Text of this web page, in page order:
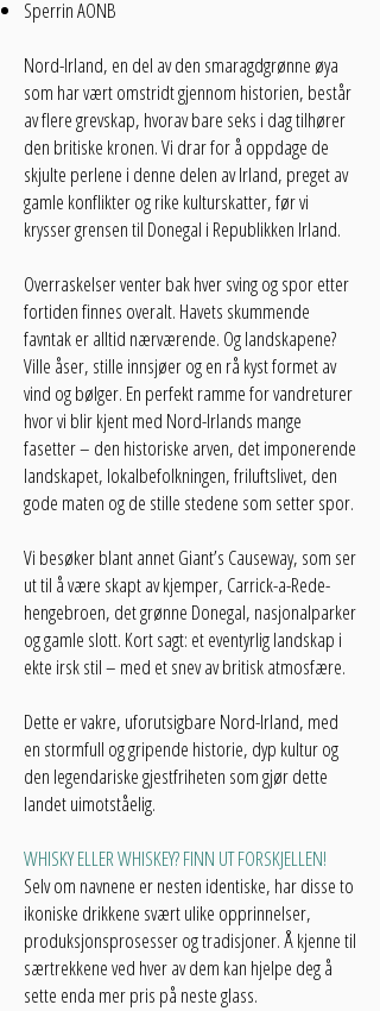
Sperrin AONB
Nord-Irland, en del av den smaragdgrønne øya
som har vært omstridt gjennom historien, består
av flere grevskap, hvorav bare seks i dag tilhører
den britiske kronen. Vi drar for å oppdage de
skjulte perlene i denne delen av Irland, preget av
gamle konflikter og rike kulturskatter, før vi
krysser grensen til Donegal i Republikken Irland.
Overraskelser venter bak hver sving og spor etter
fortiden finnes overalt. Havets skummende
favntak er alltid nærværende. Og landskapene?
Ville åser, stille innsjøer og en rå kyst formet av
vind og bølger. En perfekt ramme for vandreturer
hvor vi blir kjent med Nord-Irlands mange
fasetter – den historiske arven, det imponerende
landskapet, lokalbefolkningen, friluftslivet, den
gode maten og de stille stedene som setter spor.
Vi besøker blant annet Giant’s Causeway, som ser
ut til å være skapt av kjemper, Carrick-a-Rede-
hengebroen, det grønne Donegal, nasjonalparker
og gamle slott. Kort sagt: et eventyrlig landskap i
ekte irsk stil – med et snev av britisk atmosfære.
Dette er vakre, uforutsigbare Nord-Irland, med
en stormfull og gripende historie, dyp kultur og
den legendariske gjestfriheten som gjør dette
landet uimotståelig.
WHISKY ELLER WHISKEY? FINN UT FORSKJELLEN!
Selv om navnene er nesten identiske, har disse to
ikoniske drikkene svært ulike opprinnelser,
produksjonsprosesser og tradisjoner. Å kjenne til
særtrekkene ved hver av dem kan hjelpe deg å
sette enda mer pris på neste glass.